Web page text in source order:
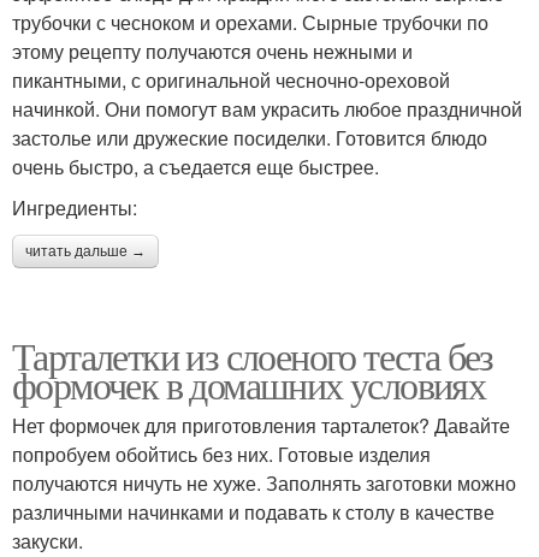
трубочки с чесноком и орехами. Сырные трубочки по
этому рецепту получаются очень нежными и
пикантными, с оригинальной чесночно-ореховой
начинкой. Они помогут вам украсить любое праздничной
застолье или дружеские посиделки. Готовится блюдо
очень быстро, а съедается еще быстрее.
Ингредиенты:
читать дальше →
Тарталетки из слоеного теста без
формочек в домашних условиях
Нет формочек для приготовления тарталеток? Давайте
попробуем обойтись без них. Готовые изделия
получаются ничуть не хуже. Заполнять заготовки можно
различными начинками и подавать к столу в качестве
закуски.